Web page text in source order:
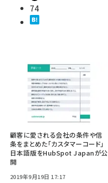
74
顧客に愛される会社の条件や信
条をまとめた「カスタマーコード」
日本語版をHubSpot Japanが公
開
2019年9月19日 17:17